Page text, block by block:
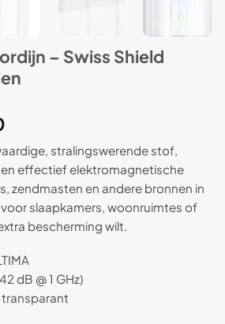
– Swiss Shield
stralingswerende stof,
effectief elektromagnetische
zendmasten en andere bronnen in
slaapkamers, woonruimtes of
bescherming wilt.
dB @ 1 GHz)